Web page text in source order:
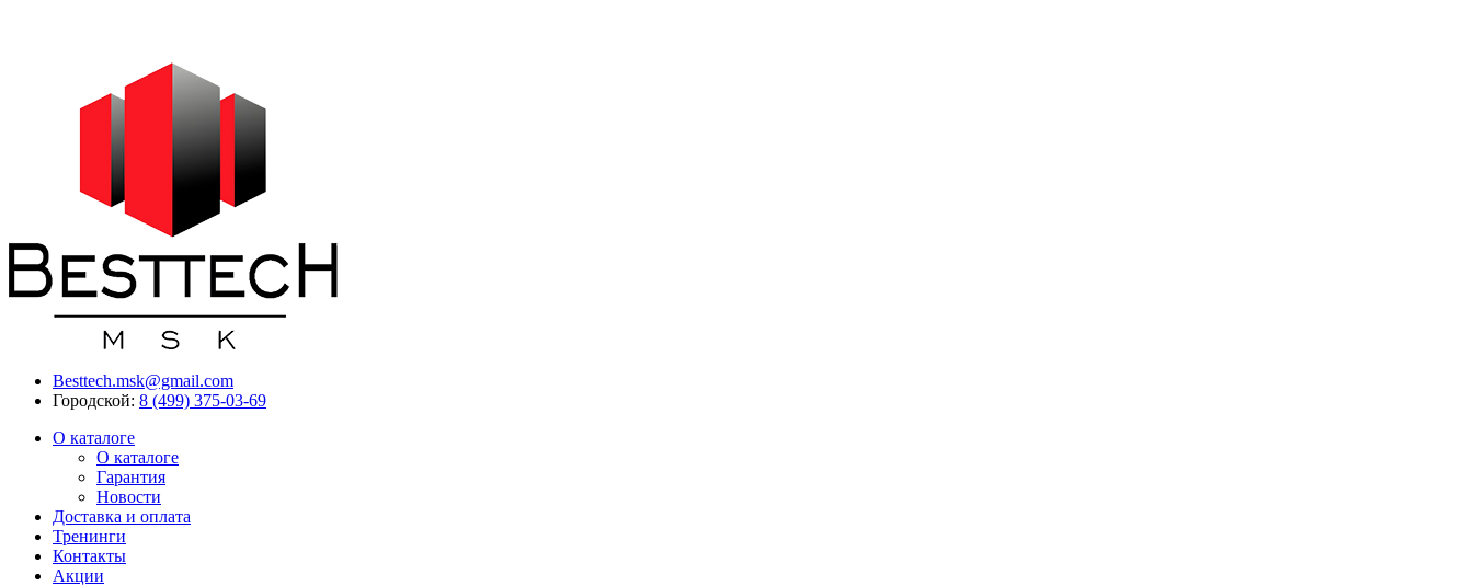
Besttech.msk@gmail.com
Городской: 8 (499) 375-03-69
О каталоге
О каталоге
Гарантия
Новости
Доставка и оплата
Тренинги
Контакты
Акции